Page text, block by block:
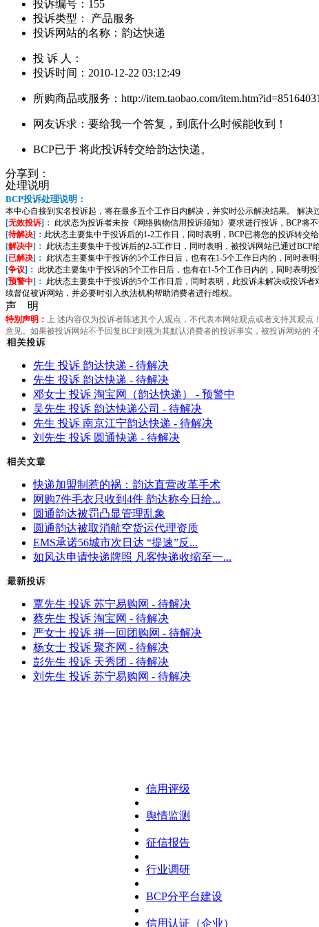
投诉编号： 155
投诉类型：
产品服务
投诉网站的名称： 韵达快递
投 诉 人：
投诉时间： 2010-12-22 03:12:49
所购商品或服务： http://item.taobao.com/
网友诉求： 要给我一个答复，到底什么时候能收到！
BCP已于 将此投诉转交给韵达快递。
分享到：
处理说明
BCP投诉处理说明：
本中心自接到实名投诉起，将在最多五个工作日内解决，并实时公示解决结果。 解决
[无效投诉]： 此状态为投诉者未按《网络购物信用投诉须知》要求进行投诉，BCP将不
[待解决]： 此状态主要集中于投诉后的1-2工作日，同时表明，BCP已将您的投诉转交
[解决中]： 此状态主要集中于投诉后的2-5工作日，同时表明，被投诉网站已通过BCP
[已解决]： 此状态主要集中于投诉的5个工作日后，也有在1-5个工作日内的，同时表
[争议]： 此状态主要集中于投诉的5个工作日后，也有在1-5个工作日内的，同时表明
[预警中]： 此状态主要集中于投诉的5个工作日后，同时表明，此投诉未解决或投诉
续督促被诉网站，并必要时引入执法机构帮助消费者进行维权。
声 明
特别声明： 上 述内容仅为投诉者陈述其个人观点，不代表本网站观点或者支持其观
意见。如果被投诉网站不予回复BCP则视为其默认消费者的投诉事实，被投诉网站的
先生 投诉 韵达快递 - 待解决
先生 投诉 韵达快递 - 待解决
邓女士 投诉 淘宝网（韵达快递） - 预警中
吴先生 投诉 韵达快递公司 - 待解决
先生 投诉 南京江宁韵达快递 - 待解决
刘先生 投诉 圆通快递 - 待解决
快递加盟制惹的祸：韵达直营改革手术
网购7件毛衣只收到4件 韵达称今日给...
圆通韵达被罚凸显管理乱象
圆通韵达被取消航空货运代理资质
EMS承诺56城市次日达 “提速”反...
如风达申请快递牌照 凡客快递收缩至一...
覃先生 投诉 苏宁易购网 - 待解决
蔡先生 投诉 淘宝网 - 待解决
严女士 投诉 拼一回团购网 - 待解决
杨女士 投诉 聚齐网 - 待解决
彭先生 投诉 天秀团 - 待解决
刘先生 投诉 苏宁易购网 - 待解决
信用评级
舆情监测
征信报告
行业调研
BCP分平台建设
信用认证（企业）